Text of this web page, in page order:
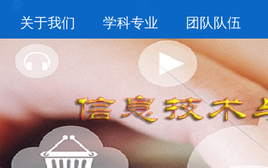
关于我们 学科专业 团队队伍